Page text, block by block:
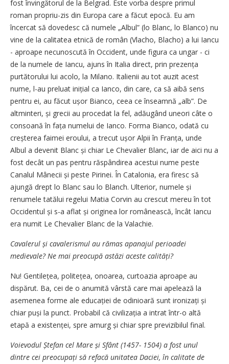
fost învingătorul de la Belgrad. Este vorba despre primul
roman propriu-zis din Europa care a făcut epocă. Eu am
încercat să dovedesc că numele „Albul” (lo Blanc, lo Blanco) nu
vine de la calitatea etnică de român (Vlacho, Blacho) a lui Iancu
- aproape ne­cunoscută în Occident, unde figura ca ungar - ci
de la numele de Iancu, ajuns în Italia direct, prin prezența
purtătorului lui acolo, la Milano. Italienii au tot auzit acest
nume, l-au preluat inițial ca Ianco, din care, ca să aibă sens
pentru ei, au făcut ușor Bianco, ceea ce înseamnă „alb”. De
altminteri, și grecii au procedat la fel, adăugând uneori câte o
consoană în fața numelui de Ianco. Forma Bianco, odată cu
creșterea faimei eroului, a trecut ușor Alpii în Franța, unde
Albul a devenit Blanc și chiar Le Chevalier Blanc, iar de aici nu a
fost decât un pas pentru răspândirea acestui nume peste
Canalul Mânecii și peste Pirinei. În Catalonia, era firesc să
ajungă drept lo Blanc sau lo Blanch. Ulterior, numele și
renumele tatălui regelui Matia Corvin au crescut mereu în tot
Occidentul și s-a aflat și originea lor românească, încât Iancu
era numit Le Chevalier Blanc de la Valachie.
Cavalerul și cavalerismul au rămas apana­jul perioadei
medievale? Ne mai preocupă astăzi aceste calități?
Nu! Gentilețea, politețea, onoarea, curtoazia aproape au
dispărut. Ba, cei de o anumită vârstă care mai ape­lează la
asemenea forme ale educației de odinioară sunt ironizați și
chiar puși la punct. Probabil că civilizația a intrat într-o altă
etapă a existenței, spre amurg și chiar spre previzibilul final.
Voievodul Ștefan cel Mare și Sfânt (1457- 1504) a fost unul
dintre cei preocupați să refacă unitatea Daciei, în calitate de